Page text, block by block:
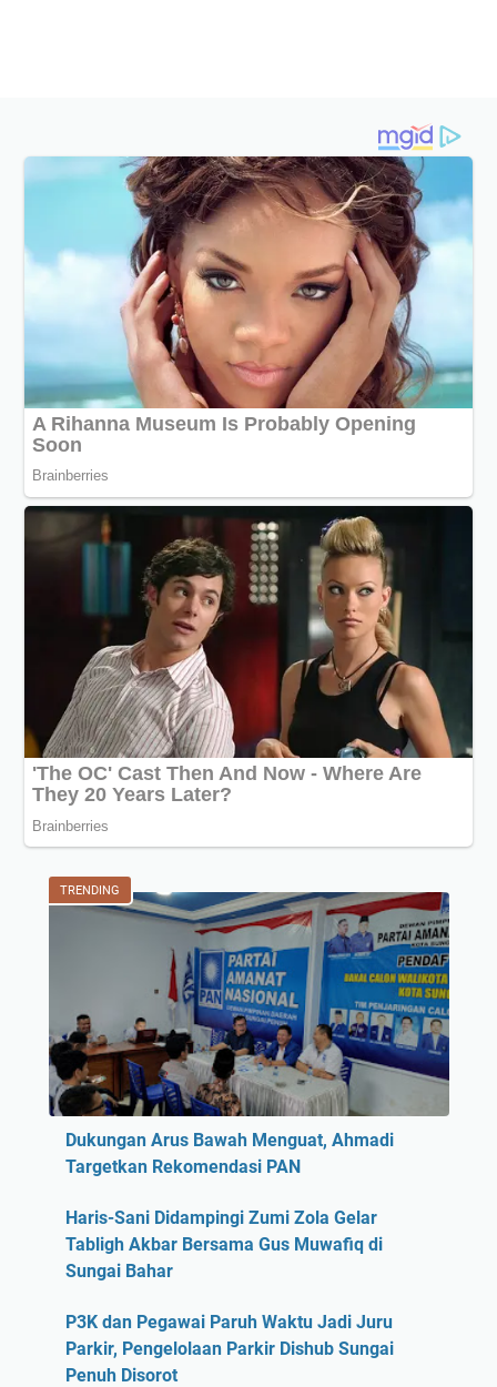
TRENDING
Dukungan Arus Bawah Menguat, Ahmadi
Targetkan Rekomendasi PAN
Haris-Sani Didampingi Zumi Zola Gelar
Tabligh Akbar Bersama Gus Muwafiq di
Sungai Bahar
P3K dan Pegawai Paruh Waktu Jadi Juru
Parkir, Pengelolaan Parkir Dishub Sungai
Penuh Disorot